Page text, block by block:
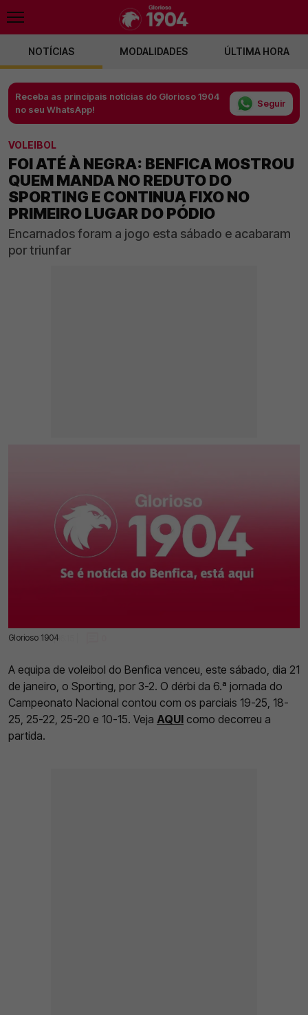
NOTÍCIAS MODALIDADES ÚLTIMA HORA
Receba as principais notícias do Glorioso 1904
no seu WhatsApp!
Seguir
VOLEIBOL
FOI ATÉ À NEGRA: BENFICA MOSTROU
QUEM MANDA NO REDUTO DO
SPORTING E CONTINUA FIXO NO
PRIMEIRO LUGAR DO PÓDIO
Encarnados foram a jogo esta sábado e acabaram
por triunfar
Glorioso 1904
21 Jan 2023 | 16:15 |
A equipa de voleibol do Benfica venceu, este sábado, dia 21
de janeiro, o Sporting, por 3-2. O dérbi da 6.ª jornada do
Campeonato Nacional contou com os parciais 19-25, 18-
25, 25-22, 25-20 e 10-15. Veja AQUI como decorreu a
partida.